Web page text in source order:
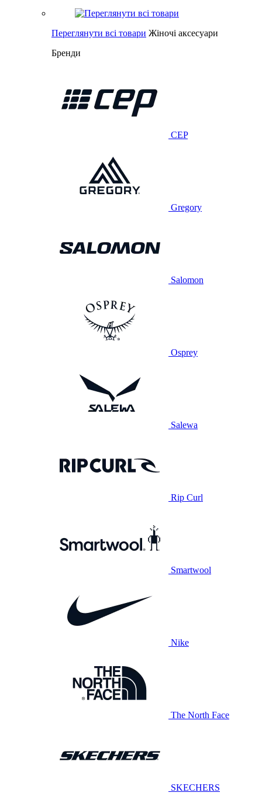
Переглянути всі товари Жіночі аксесуари
Бренди
CEP
Gregory
Salomon
Osprey
Salewa
Rip Curl
Smartwool
Nike
The North Face
SKECHERS